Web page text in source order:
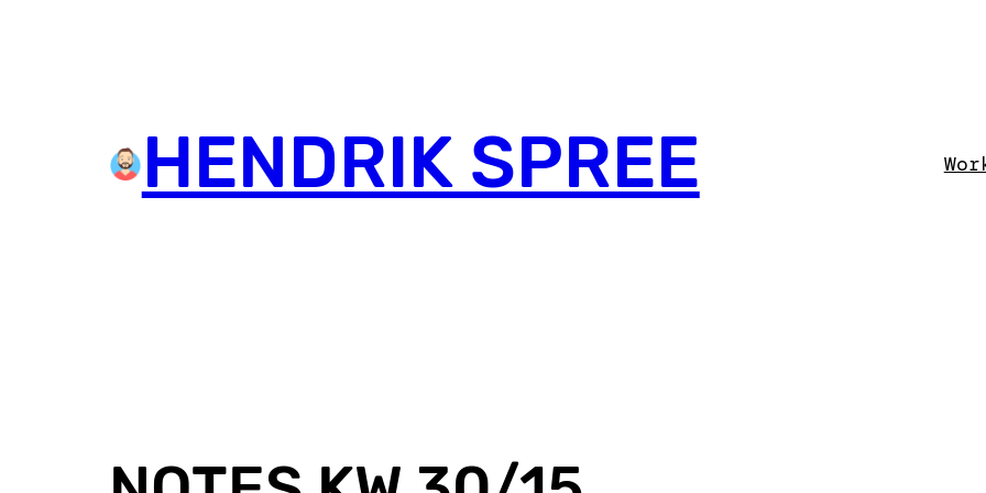
HENDRIK SPREE